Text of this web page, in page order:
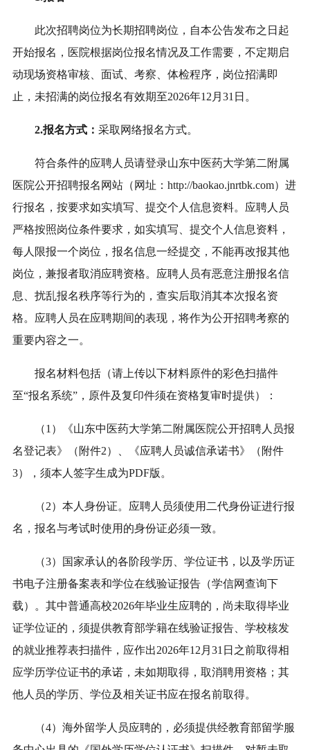
此次招聘岗位为长期招聘岗位， 自本公告发布之日起
开始报名 ，医院根据岗位报名情况及工作需要，不定期启
动现场资格审核、面试、考察、体检程序，岗位招满即
止，未招满的岗位报名有效期至2026年12月31日 。
2.报名方式： 采取网络报名方式。
符合条件的应聘人员请登录山东中医药大学第二附属
医院公开招聘报名 网站（网址： http://baokao.jnrtbk.com） 进
行报名 ，按要求如实填写、提交个人信息资料。 应聘人员
严格按照岗位条件要求，如实填写、提交个人信息资料，
每人限报一个岗位，报名信息一经提交，不能再改报其他
岗位，兼报者取消应聘资格。 应聘人员有恶意注册报名信
息、扰乱报名秩序等行为的，查实后取消其本次报名资
格。应聘人员在应聘期间的表现，将作为公开招聘考察的
重要内容之一。
报名材料包括（请上传以下材料原件的彩色扫描件
至“报名系统” ， 原件及复印件须在资格复审时提供） ：
（1）《山东中医药大学第二附属医院公开招聘人员报
名登记表》（附件2）
《应聘人员诚信承诺书》（附件
3）， 须本人签字生成为PDF版。
（2）本人身份证。应聘人员须使用二代身份证进行报
名，报名与考试时使用的身份证必须一致。
（3） 国家承认的各阶段学历、学位证书 ， 以及学历证
书电子注册备案表和学位在线验证报告 （学信网查询下
载）
。 其中普通高校2026年毕业生应聘的，尚未取得毕业
证学位证的，须提供教育部学籍在线验证报告、学校核发
的就业推荐表扫描件，应作出2026年12 月31日之前取得相
应学历学位证书的承诺，未如期取得，取消聘用资格 ；其
他人员的学历、学位及相关证书应在报名前取得。
（4）海外留学人员应聘的，必须提供经教育部留学服